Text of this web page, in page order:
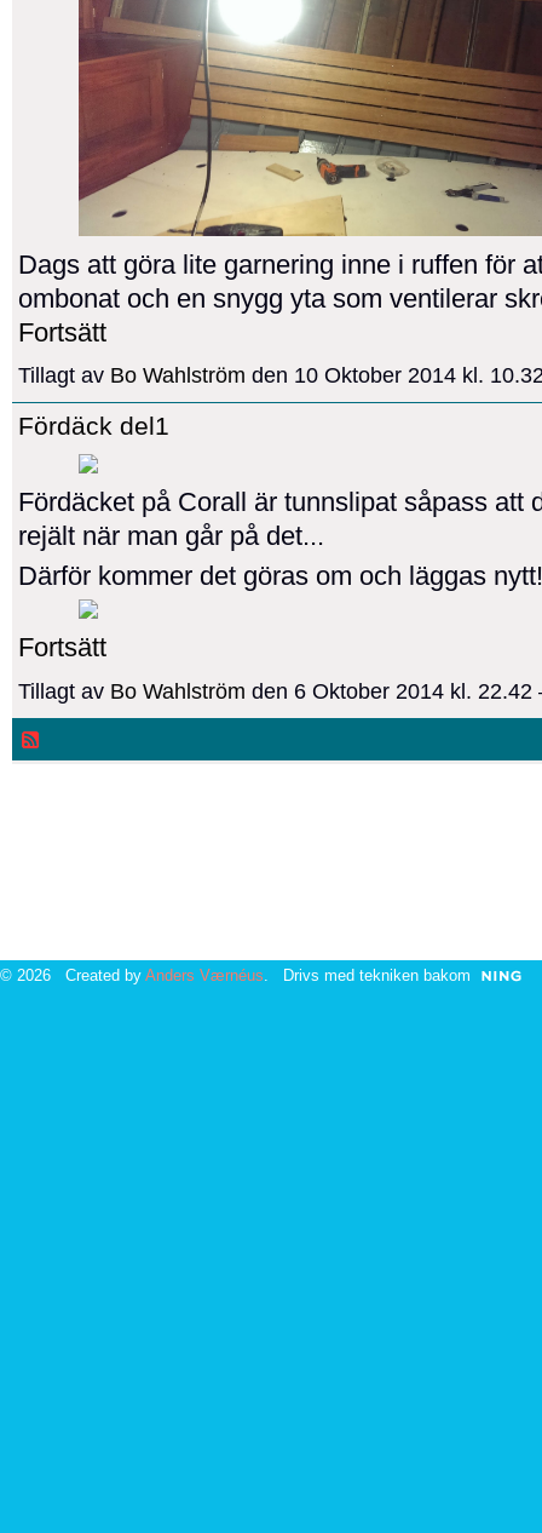
Dags att göra lite garnering inne i ruffen för
ombonat och en snygg yta som ventilerar
Fortsätt
Tillagt av Bo Wahlström den 10 Oktober 2014 kl.
Fördäck del1
Fördäcket på Corall är tunnslipat såpass att
rejält när man går på det...
Därför kommer det göras om och läggas
Fortsätt
Tillagt av Bo Wahlström den 6 Oktober 2014 kl.
© 2026 Created by Anders Værnéus . Drivs med tekniken bakom